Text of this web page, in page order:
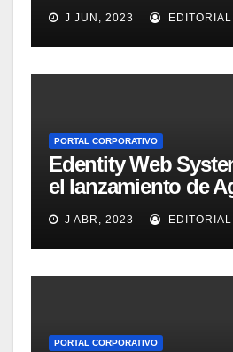
J JUN, 2023 EDITORIAL
PORTAL CORPORATIVO
Edentity Web
el lanzamiento de
Versión 2.0
J ABR, 2023 EDITORIAL
PORTAL CORPORATIVO